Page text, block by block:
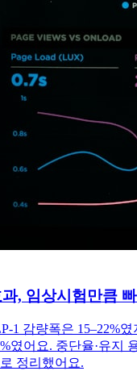
, 임상시험만큼
1 감량폭은 15–22%였
였어요. 중단율·유지
정리했어요.